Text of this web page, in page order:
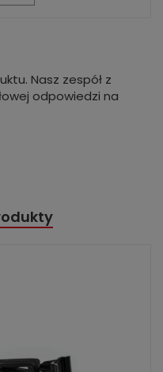
Nasz zespół z
odpowiedzi na